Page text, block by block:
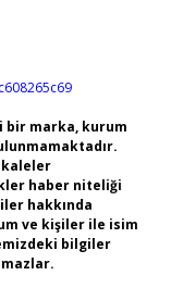
bir marka, kurum
haber niteliği
hakkında
ve kişiler ile isim
bilgiler